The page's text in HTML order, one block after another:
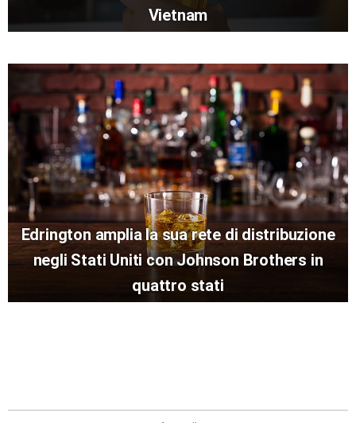
Vietnam
Edrington amplia la sua rete di distribuzione
negli Stati Uniti con Johnson Brothers in
quattro stati